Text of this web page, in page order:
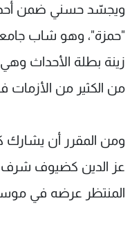
ويجسّد حسني ضمن
"حمزة"، وهو شاب
زينة بطلة الأحداث
من الكثير من
ومن المقرر أن يشارك
عز الدين كضيوف
المنتظر عرضه في موسم